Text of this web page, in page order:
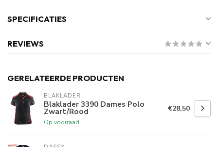
SPECIFICATIES
REVIEWS
GERELATEERDE PRODUCTEN
BLAKLADER
Blaklader 3390 Dames Polo
Zwart/Rood
Op voorraad
€28,50